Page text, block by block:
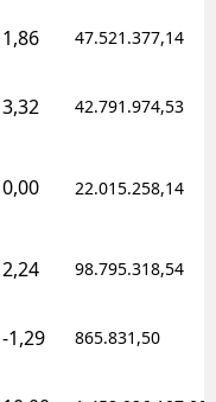
1,86 47.521.377,14
3,32 42.791.974,53
0,00 22.015.258,14
2,24 98.795.318,54
-1,29 865.831,50